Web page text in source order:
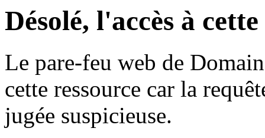
Désolé, l'accès à
Le pare-feu web de
cette ressource car la
jugée suspicieuse.